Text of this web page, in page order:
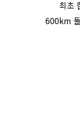
최초
600km